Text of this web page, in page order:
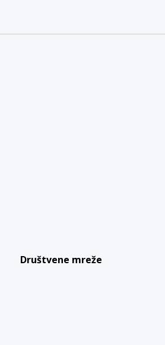
Društvene mreže